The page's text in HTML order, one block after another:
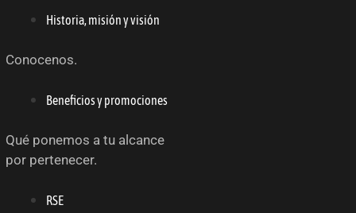
Historia, misión y visión
Conocenos.
Beneficios y promociones
Qué ponemos a tu alcance
por pertenecer.
RSE